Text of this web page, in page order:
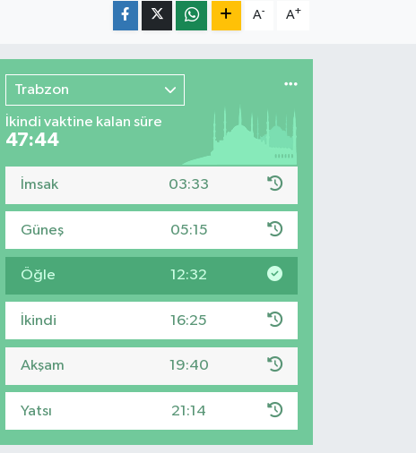
A- A+
Trabzon
İkindi vaktine kalan süre
47:43
İmsak 03:33
Güneş 05:15
Öğle 12:32
İkindi 16:25
Akşam 19:40
Yatsı 21:14